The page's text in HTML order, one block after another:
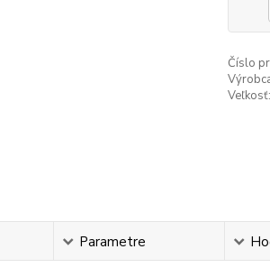
Číslo
Veľkosť:
Parametre